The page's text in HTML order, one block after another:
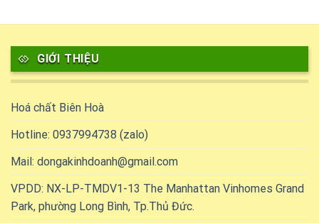
GIỚI THIỆU
Hoá chất Biên Hoà
Hotline: 0937994738 (zalo)
Mail: dongakinhdoanh@gmail.com
VPDD: NX-LP-TMDV1-13 The Manhattan Vinhomes Grand
Park, phường Long Bình, Tp.Thủ Đức.